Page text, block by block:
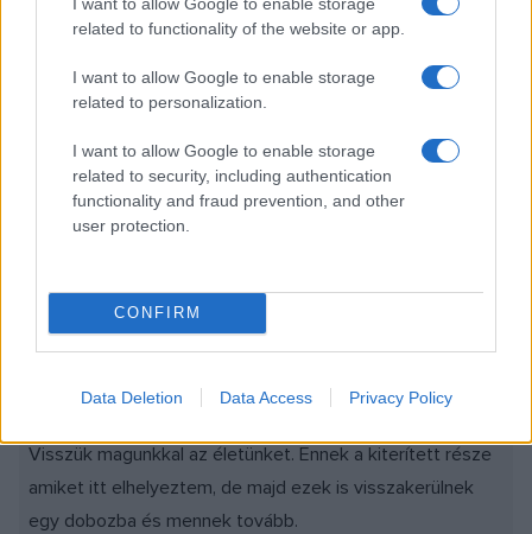
related to functionality of the website or app.
I want to allow Google to enable storage
related to personalization.
I want to allow Google to enable storage
related to security, including authentication
functionality and fraud prevention, and other
user protection.
CONFIRM
Data Deletion Data Access Privacy Policy
nagyon córesz, hogy nagyon sok probléma van, de ezzel
nem feltétlen fontos. Nem elhanyagolható, de nem kell
leragadni ott.
Miért ez lett a címe ennek a tárlatnak?
A Depo címmel első megközelítésben csupán arra a
tényre utalok, hogy a tárgyak, amiket gyűjtünk, azokat
Visszük magunkkal az életünket. Ennek a kiterített része
amiket itt elhelyeztem, de majd ezek is visszakerülnek
egy dobozba és mennek tovább.